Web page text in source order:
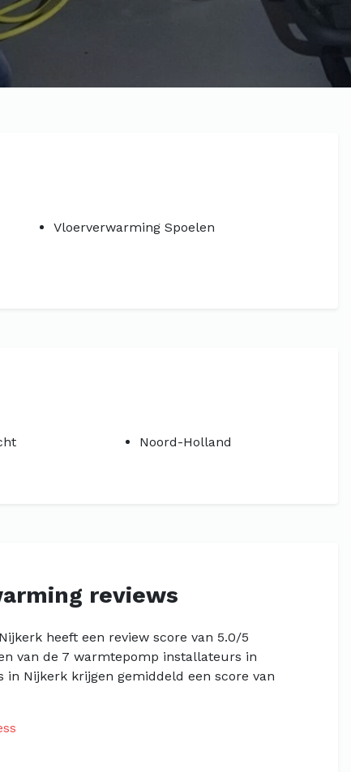
Vloerverwarming Spoelen
Noord-Holland
reviews
heeft een review score van 5.0/5
van de 7 warmtepomp installateurs in
Nijkerk krijgen gemiddeld een score van